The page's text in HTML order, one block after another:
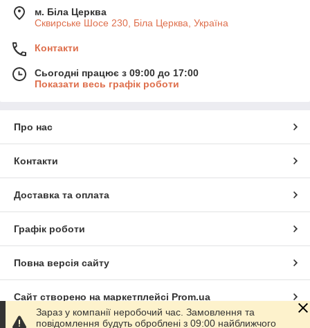
м. Біла Церква
Сквирське Шосе 230, Біла Церква, Україна
Контакти
Сьогодні працює з 09:00 до 17:00
Показати весь графік роботи
Про нас
Контакти
Доставка та оплата
Графік роботи
Повна версія сайту
Сайт створено на маркетплейсі Prom.ua
Зараз у компанії неробочий час. Замовлення та
повідомлення будуть оброблені з 09:00 найближчого